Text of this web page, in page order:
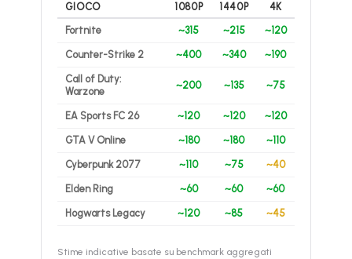
GIOCO 1080P 1440P
4K
Fortnite
~315 ~215 ~120
Counter-Strike 2 ~400 ~340 ~190
Call of Duty:
Warzone
~200 ~135 ~75
EA Sports FC 26 ~120 ~120 ~120
GTA V Online ~180 ~180 ~110
Cyberpunk 2077 ~110 ~75 ~40
Elden Ring ~60 ~60 ~60
Hogwarts Legacy ~120 ~85 ~45
Stime indicative basate su benchmark aggregati